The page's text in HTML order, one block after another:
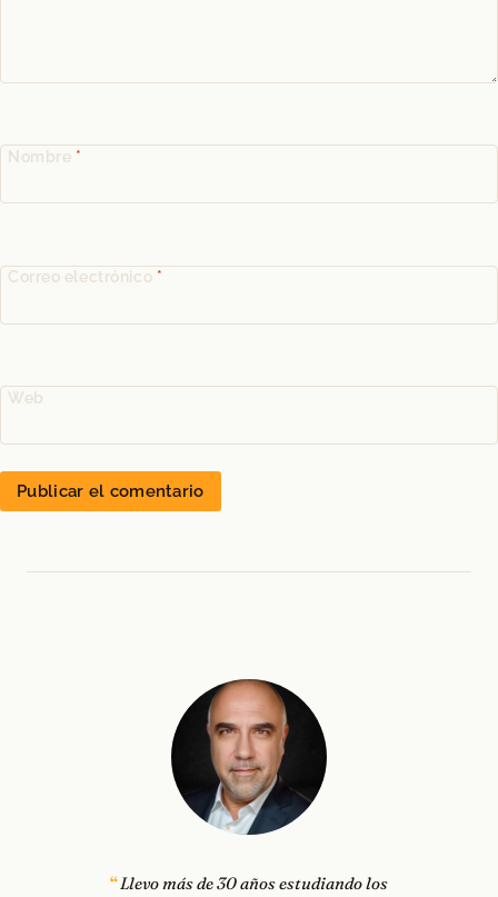
Nombre *
Correo electrónico *
Web
Llevo más de 30 años estudiando los